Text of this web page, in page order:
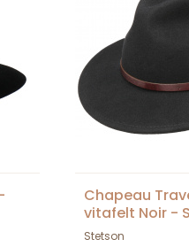
Chapeau
vitafelt Noir -
Stetson